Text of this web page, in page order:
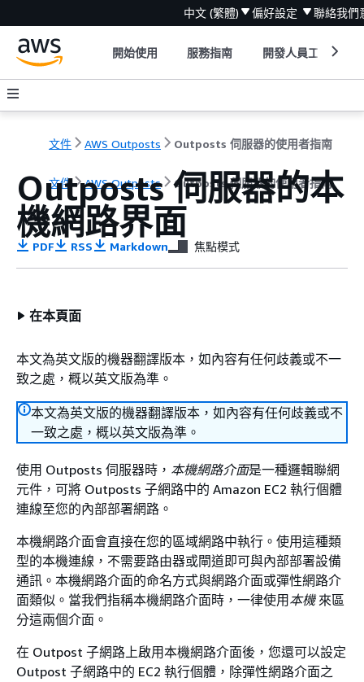
中文 (繁體) 偏好設定 聯絡我們
開始使用 服務指南 開發人員工具
文件 AWS Outposts Outposts 伺服器的使用者指南
文件 AWS Outposts Outposts 伺服器的使用者指南
Outposts 伺服器的本
機網路界面
PDF RSS Markdown 焦點模式
在本頁面
本文為英文版的機器翻譯版本，如內容有任何歧義或不一
致之處，概以英文版為準。
本文為英文版的機器翻譯版本，如內容有任何歧義或不
一致之處，概以英文版為準。
使用 Outposts 伺服器時， 本機網路介面是一種邏輯聯網
元件，可將 Outposts 子網路中的 Amazon EC2 執行個體
連線至您的內部部署網路。
本機網路介面會直接在您的區域網路中執行。使用這種類
型的本機連線，不需要路由器或閘道即可與內部部署設備
通訊。本機網路介面的命名方式與網路介面或彈性網路介
面類似。當我們指稱本機網路介面時，一律使用 本機來區
分這兩個介面。
在 Outpost 子網路上啟用本機網路介面後，您還可以設定
Outpost 子網路中的 EC2 執行個體，除彈性網路介面之